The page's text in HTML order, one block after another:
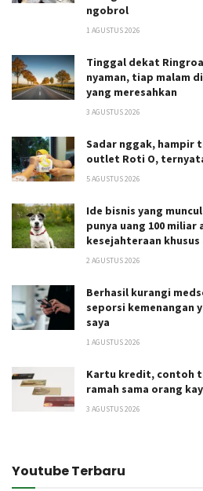
ngobrol
1 AGUSTUS 2026
Tinggal dekat
nyaman, tiap malam
yang meresahkan
3 AGUSTUS 2026
Sadar nggak, hampir
outlet Roti O,
5 AGUSTUS 2026
Ide bisnis yang
punya uang 100 miliar
kesejahteraan
2 AGUSTUS 2026
Berhasil kurangi
seporsi kemenangan
saya
1 AGUSTUS 2026
Kartu kredit, contoh
ramah sama orang
3 AGUSTUS 2026
Youtube Terbaru